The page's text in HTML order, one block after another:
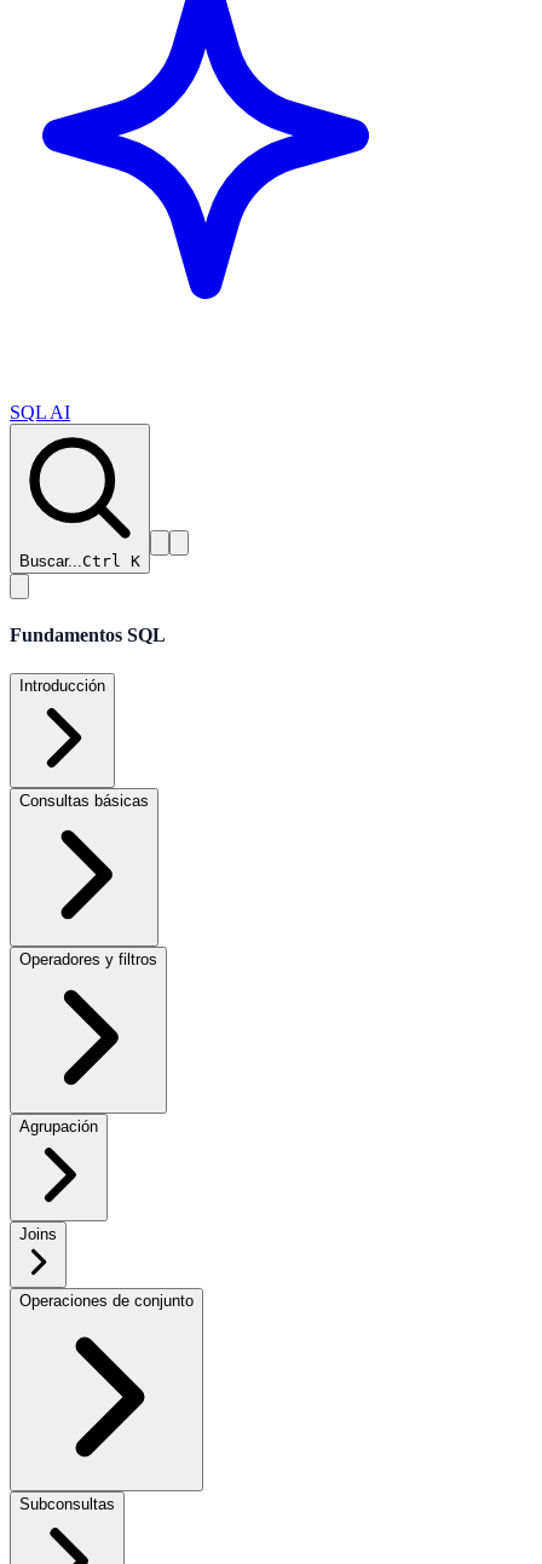
SQL AI
Buscar...Ctrl K
Fundamentos SQL
Introducción
Consultas básicas
Operadores y filtros
Agrupación
Joins
Operaciones de conjunto
Subconsultas